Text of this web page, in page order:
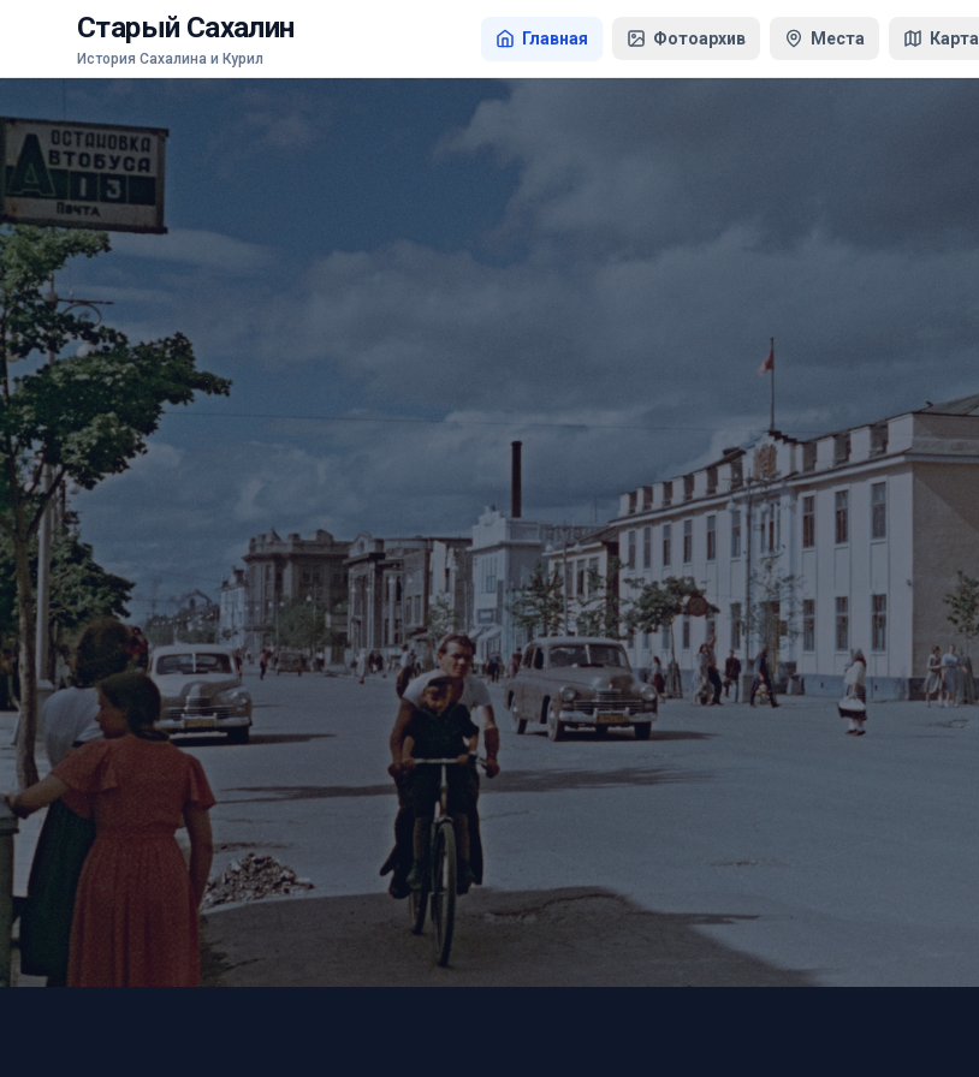
Старый Сахалин
История Сахалина и Курил
Главная Фотоархив Места Карта